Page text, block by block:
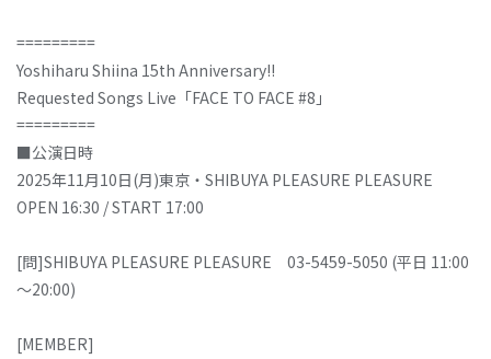
=========
Yoshiharu Shiina 15th Anniversary!!
Requested Songs Live「FACE TO FACE #8」
=========
■公演日時
2025年11月10日(月)東京・SHIBUYA PLEASURE PLEASURE
OPEN 16:30 / START 17:00
[問]SHIBUYA PLEASURE PLEASURE 03-5459-5050 (平日 11:00
～20:00)
[MEMBER]